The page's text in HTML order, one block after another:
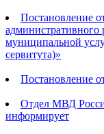
Постановление
административного
муниципальной
сервитута)»
Постановление
Отдел МВД
информирует